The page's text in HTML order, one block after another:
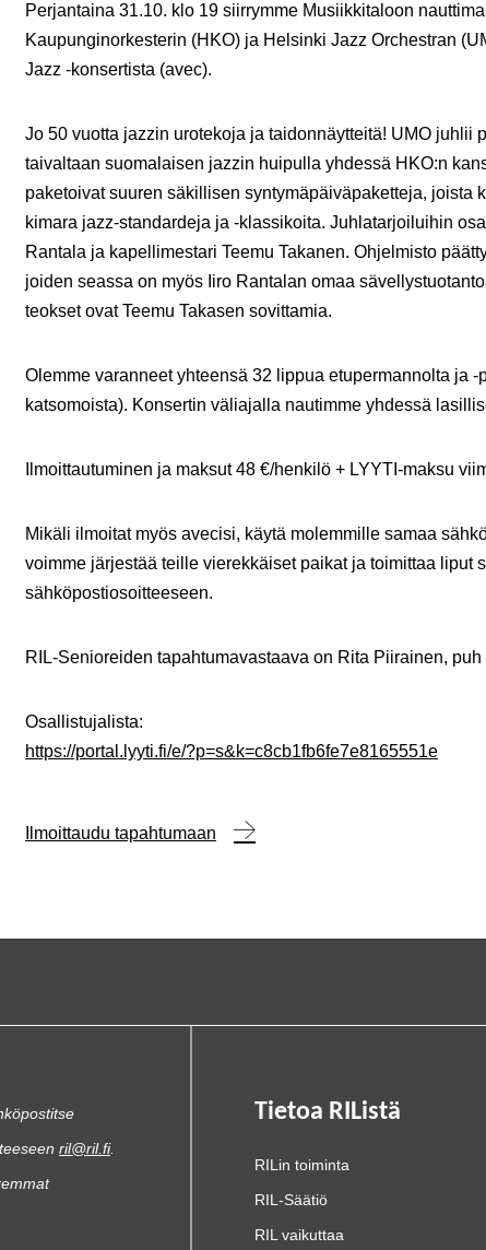
Perjantaina 31.10. klo 19 siirrymme Musiikkitaloon
Kaupunginorkesterin (HKO) ja Helsinki Jazz Orchestran
Jazz -konsertista (avec).
Jo 50 vuotta jazzin urotekoja ja taidonnäytteitä! UMO juhlii
taivaltaan suomalaisen jazzin huipulla yhdessä HKO:n
paketoivat suuren säkillisen syntymäpäiväpaketteja, joista
kimara jazz-standardeja ja -klassikoita. Juhlatarjoiluihin
Rantala ja kapellimestari Teemu Takanen. Ohjelmisto
joiden seassa on myös Iiro Rantalan omaa
teokset ovat Teemu Takasen sovittamia.
Olemme varanneet yhteensä 32 lippua etupermannolta ja -
katsomoista). Konsertin väliajalla nautimme yhdessä
Ilmoittautuminen ja maksut 48 €/henkilö + LYYTI-maksu
Mikäli ilmoitat myös avecisi, käytä molemmille samaa
voimme järjestää teille vierekkäiset paikat ja toimittaa liput
sähköpostiosoitteeseen.
RIL-Senioreiden tapahtumavastaava on Rita Piirainen,
Osallistujalista:
https://portal.lyyti.fi/e/?p=s&k=c8cb1fb6fe7e8165551e
Ilmoittaudu tapahtumaan
ril@ril.fi.
Tietoa RIListä
RILin toiminta
RIL-Säätiö
RIL vaikuttaa